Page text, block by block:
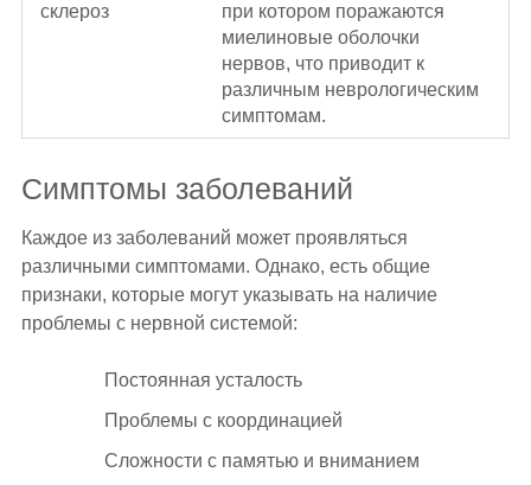
склероз
при котором поражаются
миелиновые оболочки
нервов, что приводит к
различным неврологическим
симптомам.
Симптомы заболеваний
Каждое из заболеваний может проявляться
различными симптомами. Однако, есть общие
признаки, которые могут указывать на наличие
проблемы с нервной системой:
Постоянная усталость
Проблемы с координацией
Сложности с памятью и вниманием